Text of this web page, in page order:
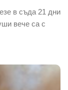
в съда 21 дни
вече са с